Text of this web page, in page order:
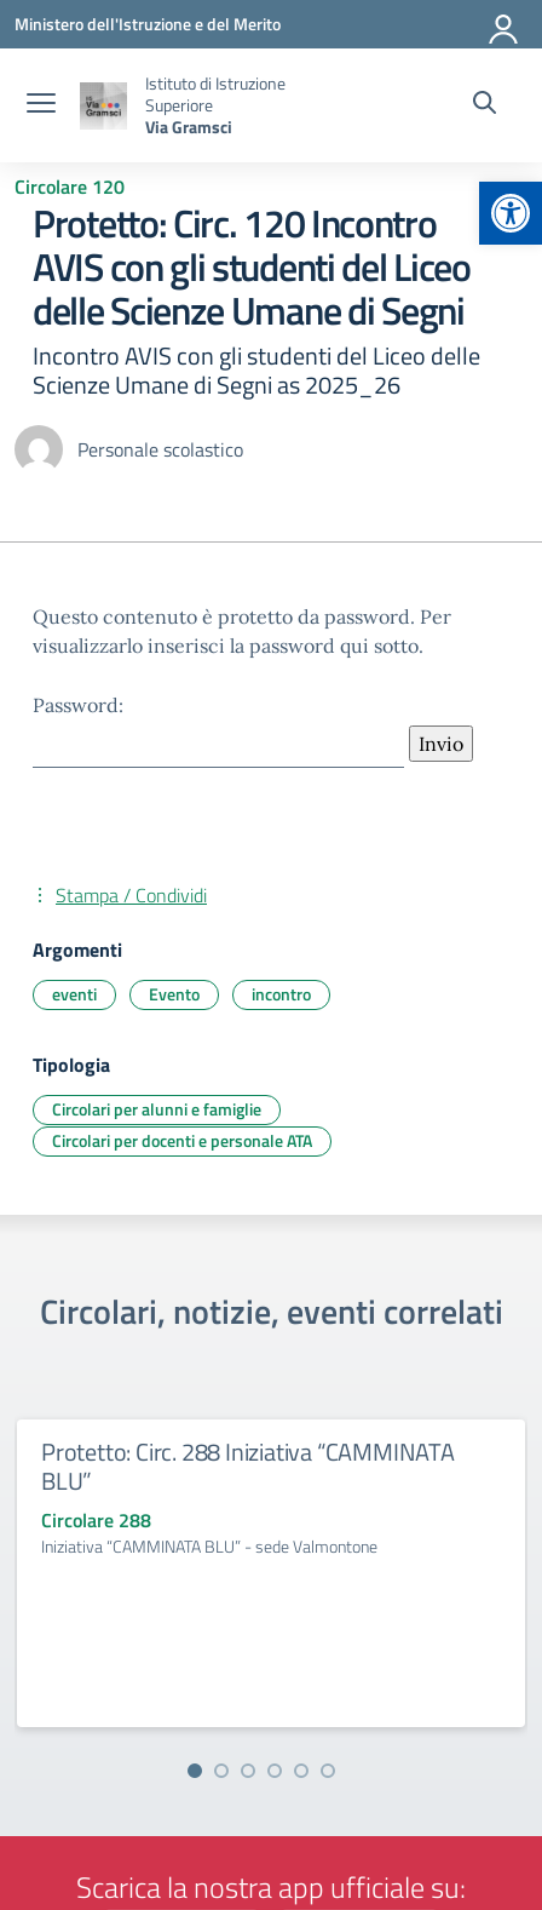
Vai ai contenuti
Vai al menu di navigazione
Vai al footer
Ministero dell'Istruzione e del Merito
Istituto di Istruzione
Superiore
Via Gramsci
Circolare 120
Protetto: Circ. 120 Incontro
AVIS con gli studenti del Liceo
delle Scienze Umane di Segni
Incontro AVIS con gli studenti del Liceo delle
Scienze Umane di Segni as 2025_26
Personale scolastico
Questo contenuto è protetto da password. Per
visualizzarlo inserisci la password qui sotto.
Password:
Stampa / Condividi
Argomenti
eventi Evento incontro
Tipologia
Circolari per alunni e famiglie
Circolari per docenti e personale ATA
Circolari, notizie, eventi correlati
Protetto: Circ. 288 Iniziativa “CAMMINATA
BLU”
Circolare 288
Iniziativa “CAMMINATA BLU” - sede Valmontone
Scarica la nostra app ufficiale su: